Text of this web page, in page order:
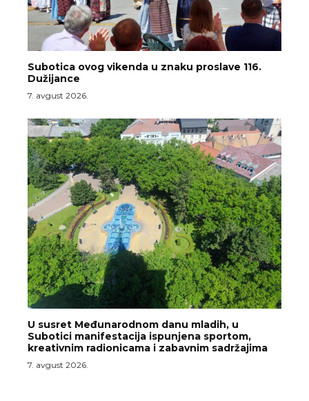
Subotica ovog vikenda u znaku proslave 116.
Dužijance
7. avgust 2026.
U susret Međunarodnom danu mladih, u
Subotici manifestacija ispunjena sportom,
kreativnim radionicama i zabavnim sadržajima
7. avgust 2026.